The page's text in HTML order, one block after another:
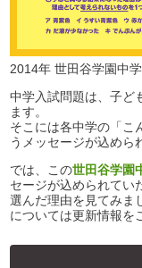
2014年 世田谷学園中
中学入試問題は、子ど
ます。
そこには各中学の「こ
うメッセージが込めら
では、この世田谷学園
セージが込められてい
選んだ理由を見てみま
については更新情報を